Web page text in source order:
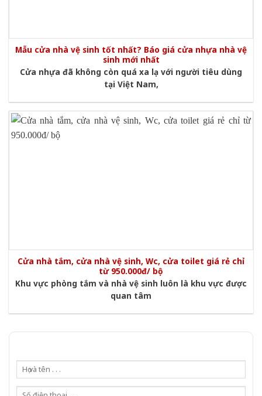
Mẫu cửa nhà vệ sinh tốt nhất? Báo giá cửa nhựa nhà vệ
sinh mới nhất
Cửa nhựa đã không còn quá xa lạ với người tiêu dùng
tại Việt Nam,
Cửa nhà tắm, cửa nhà vệ sinh, Wc, cửa toilet giá rẻ chỉ
từ 950.000đ/ bộ
Khu vực phòng tắm và nhà vệ sinh luôn là khu vực được
quan tâm